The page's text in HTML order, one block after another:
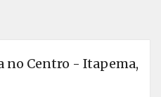
no Centro - Itapema,